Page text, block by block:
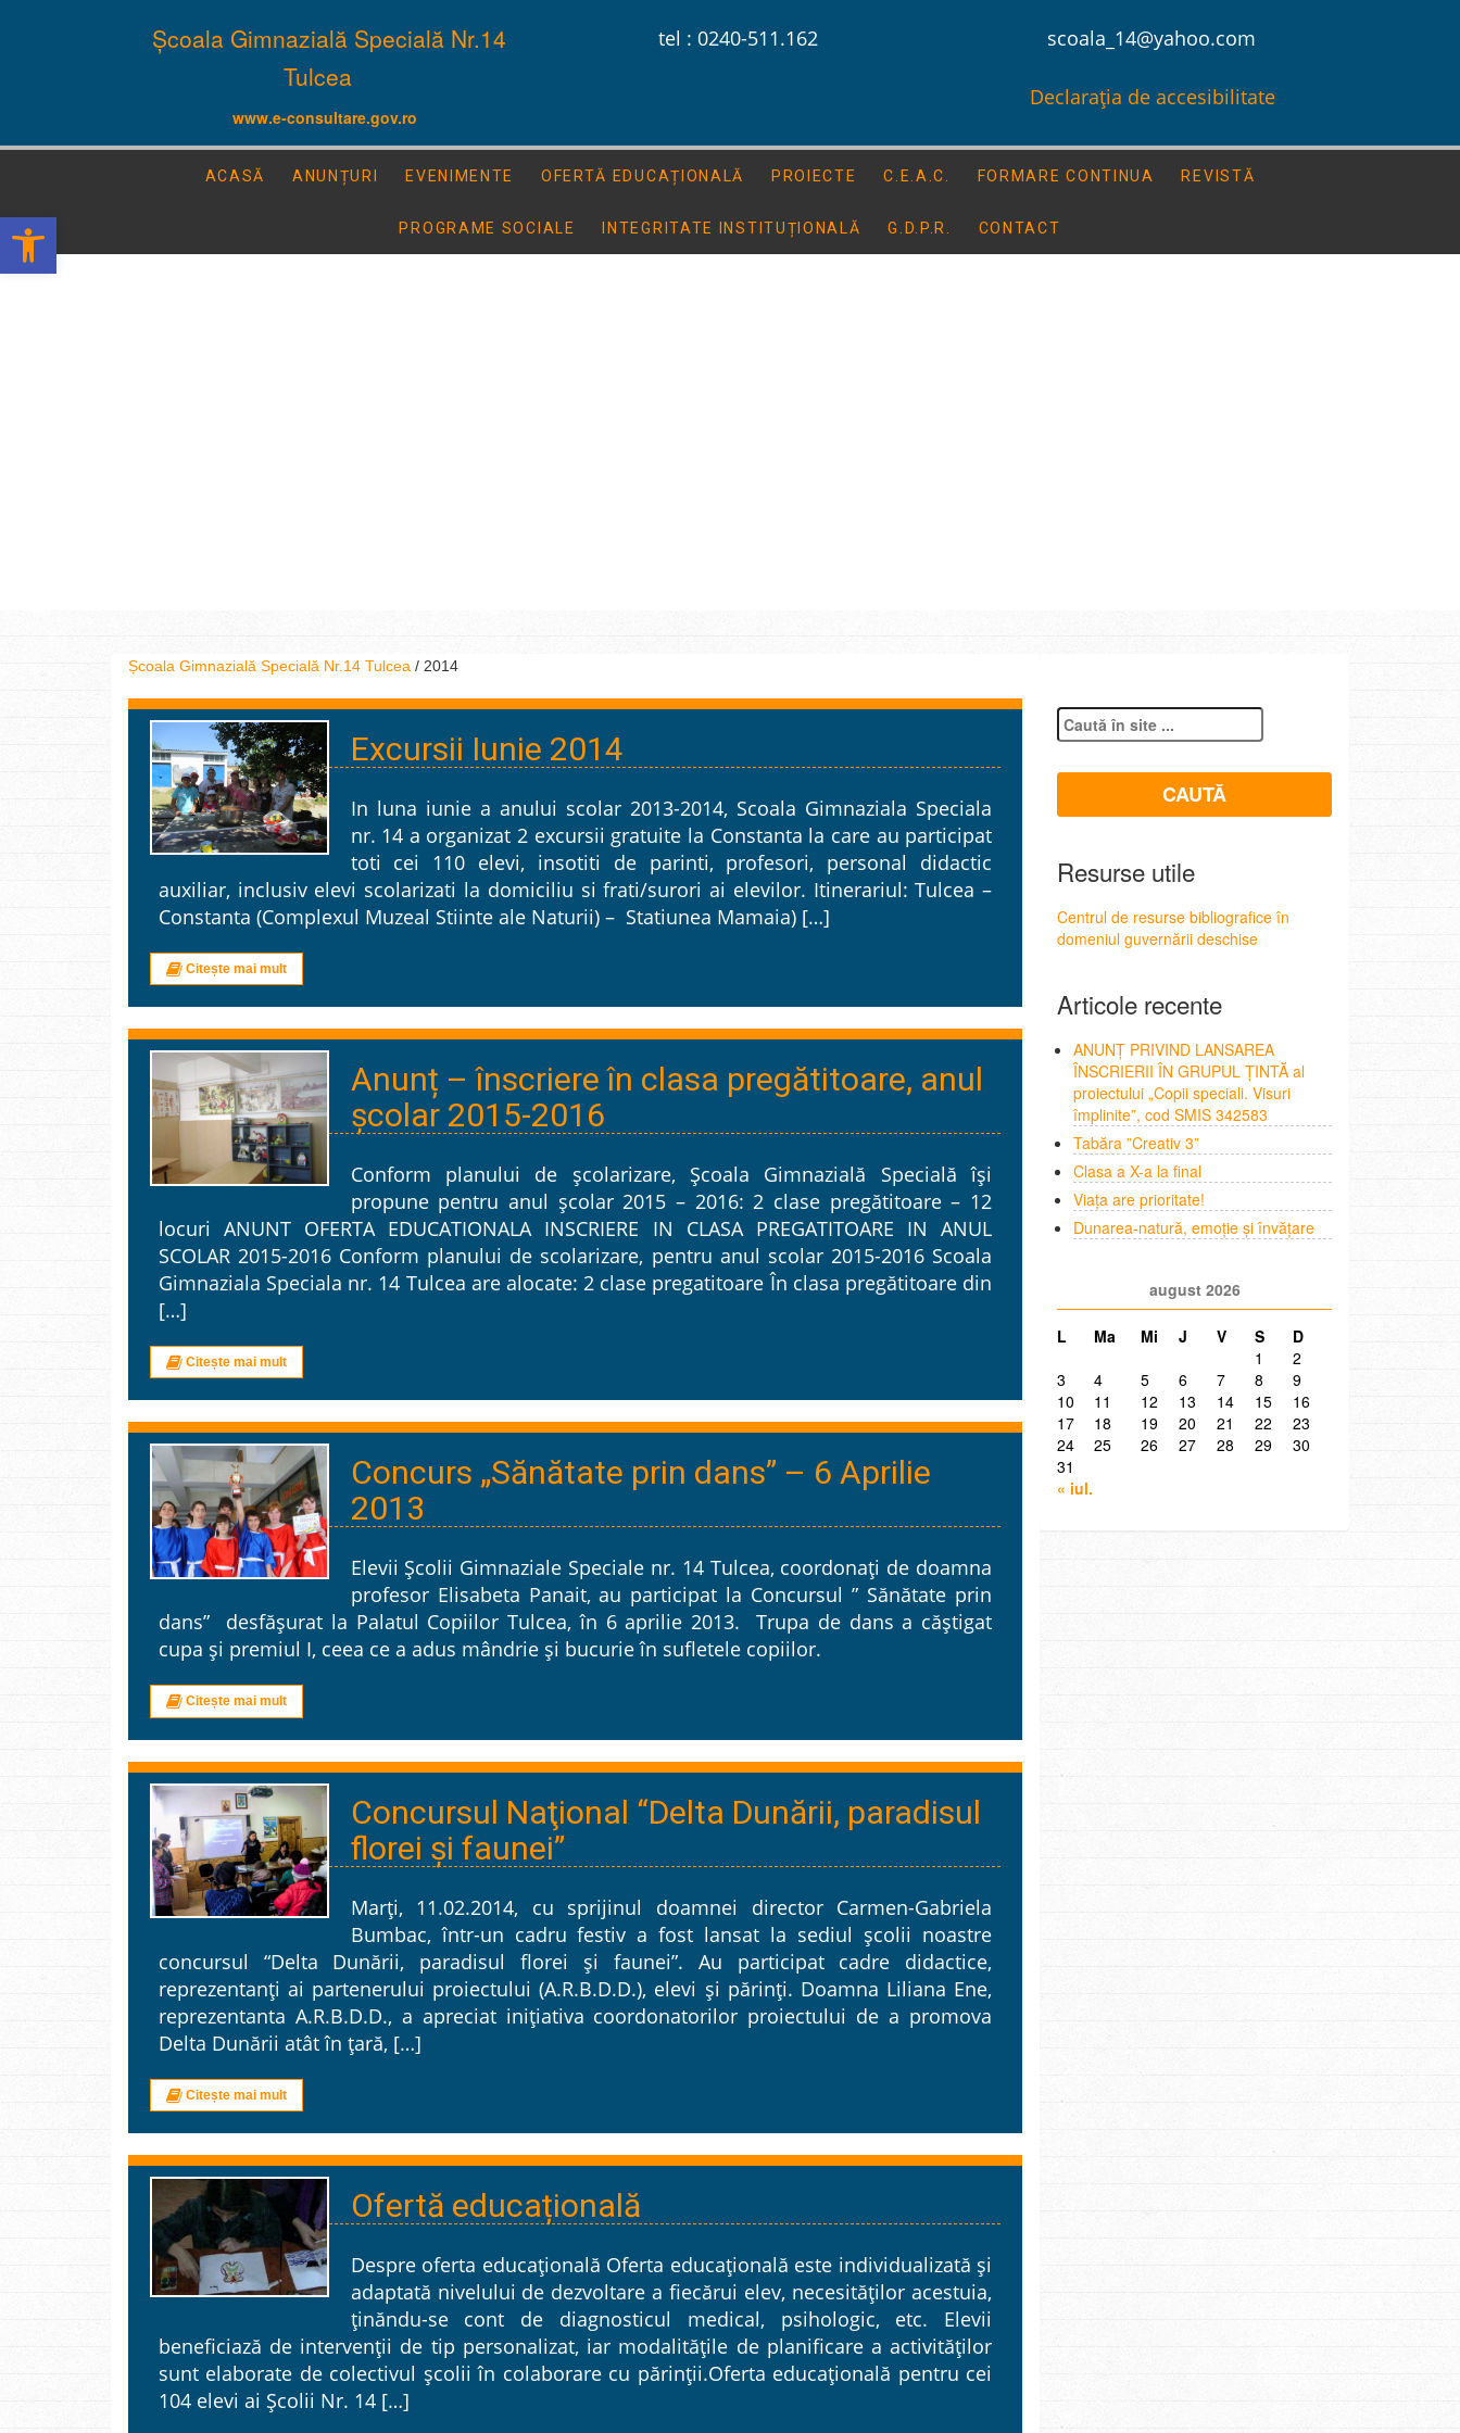
Școala Gimnazială Specială Nr.14
Tulcea
www.e-consultare.gov.ro
tel : 0240-511.162 scoala_14@yahoo.com
Declarația de accesibilitate
ACASĂ ANUNȚURI EVENIMENTE OFERTĂ EDUCAȚIONALĂ PROIECTE C.E.A.C. FORMARE CONTINUA REVISTĂ
PROGRAME SOCIALE INTEGRITATE INSTITUȚIONALĂ G.D.P.R. CONTACT
Școala Gimnazială Specială Nr.14 Tulcea / 2014
Excursii Iunie 2014
In luna iunie a anului scolar 2013-2014, Scoala Gimnaziala Speciala
nr. 14 a organizat 2 excursii gratuite la Constanta la care au participat
toti cei 110 elevi, insotiti de parinti, profesori, personal didactic
auxiliar, inclusiv elevi scolarizati la domiciliu si frati/surori ai elevilor. Itinerariul: Tulcea –
Constanta (Complexul Muzeal Stiinte ale Naturii) – Statiunea Mamaia) […]
Citește mai mult
Anunț – înscriere în clasa pregătitoare, anul
școlar 2015-2016
Conform planului de școlarizare, Școala Gimnazială Specială își
propune pentru anul școlar 2015 – 2016: 2 clase pregătitoare – 12
locuri ANUNT OFERTA EDUCATIONALA INSCRIERE IN CLASA PREGATITOARE IN ANUL
SCOLAR 2015-2016 Conform planului de scolarizare, pentru anul scolar 2015-2016 Scoala
Gimnaziala Speciala nr. 14 Tulcea are alocate: 2 clase pregatitoare În clasa pregătitoare din
[…]
Citește mai mult
Concurs „Sănătate prin dans” – 6 Aprilie
2013
Elevii Școlii Gimnaziale Speciale nr. 14 Tulcea, coordonați de doamna
profesor Elisabeta Panait, au participat la Concursul ” Sănătate prin
dans” desfășurat la Palatul Copiilor Tulcea, în 6 aprilie 2013. Trupa de dans a căștigat
cupa și premiul I, ceea ce a adus mândrie și bucurie în sufletele copiilor.
Citește mai mult
Concursul Naţional “Delta Dunării, paradisul
florei şi faunei”
Marţi, 11.02.2014, cu sprijinul doamnei director Carmen-Gabriela
Bumbac, într-un cadru festiv a fost lansat la sediul şcolii noastre
concursul “Delta Dunării, paradisul florei şi faunei”. Au participat cadre didactice,
reprezentanţi ai partenerului proiectului (A.R.B.D.D.), elevi şi părinţi. Doamna Liliana Ene,
reprezentanta A.R.B.D.D., a apreciat iniţiativa coordonatorilor proiectului de a promova
Delta Dunării atât în ţară, […]
Citește mai mult
Ofertă educațională
Despre oferta educațională Oferta educațională este individualizată și
adaptată nivelului de dezvoltare a fiecărui elev, necesităților acestuia,
ținăndu-se cont de diagnosticul medical, psihologic, etc. Elevii
beneficiază de intervenții de tip personalizat, iar modalitățile de planificare a activităților
sunt elaborate de colectivul școlii în colaborare cu părinții.Oferta educațională pentru cei
104 elevi ai Școlii Nr. 14 […]
Resurse utile
Centrul de resurse bibliografice în
domeniul guvernării deschise
Articole recente
ANUNȚ PRIVIND LANSAREA
ÎNSCRIERII ÎN GRUPUL ȚINTĂ al
proiectului „Copii speciali. Visuri
împlinite”, cod SMIS 342583
Tabăra ”Creativ 3”
Clasa a X-a la final
Viața are prioritate!
Dunarea-natură, emoție și învățare
august 2026
L Ma Mi J V S
D
1
2
3
4 5 6 7 8
9
10
11 12 13 14 15
16
17
18 19 20 21 22
23
24
25 26 27 28 29
30
31
« iul.
Deschide bara de unelte